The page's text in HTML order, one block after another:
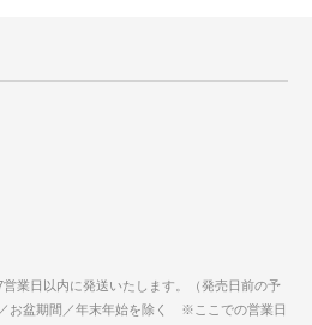
業日以内に発送いたします。（発売日前の予
お盆期間／年末年始を除く ※ここでの営業日